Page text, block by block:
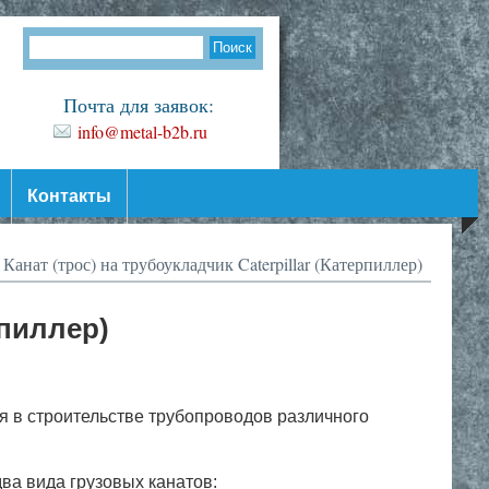
Почта для заявок:
info@metal-b2b.ru
Контакты
(трос) на трубоукладчик Caterpillar (Катерпиллер)
строительстве трубопроводов различного
вида грузовых канатов: